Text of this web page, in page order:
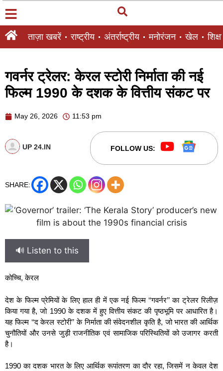
ताज़ा खबरें राष्ट्रीय अंतर्राष्ट्रीय मनोरंजन खेल शिक्षा
गवर्नर ट्रेलर: केरल स्टोरी निर्माता की नई
फिल्म 1990 के दशक के वित्तीय संकट पर
May 26, 2026 11:53 pm
UP 24.IN FOLLOW US:
SHARE:
🔊 Listen to this
कोच्चि, केरल
देश के फिल्म प्रेमियों के लिए हाल ही में एक नई फिल्म ‘‘गवर्नर’’ का ट्रेलर रिलीज़
किया गया है, जो 1990 के दशक में हुए वित्तीय संकट की पृष्ठभूमि पर आधारित है।
यह फिल्म ‘‘द केरल स्टोरी’’ के निर्माता की संवेदनशील कृति है, जो भारत की आर्थिक
चुनौतियों और उनसे जुड़ी राजनीतिक एवं सामाजिक परिस्थितियों को उजागर करती
है।
1990 का दशक भारत के लिए आर्थिक रूपांतरण का दौर रहा, जिसमें न केवल देश